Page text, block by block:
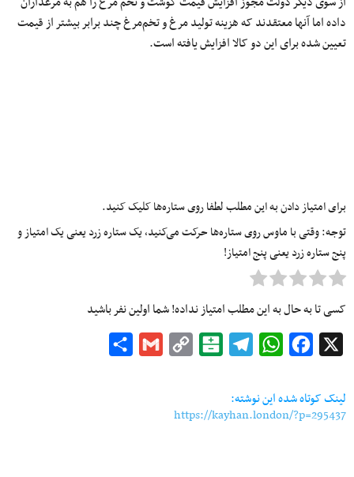
داده اما آنها معتقدند که هزینه تولید مرغ و تخم‌مرغ چند برابر بیشتر از قیمت
تعیین شده برای این دو کالا افزایش یافته است.
برای امتیاز دادن به این مطلب لطفا روی ستاره‌ها کلیک کنید.
توجه: وقتی با ماوس روی ستاره‌ها حرکت می‌کنید، یک ستاره زرد یعنی یک امتیاز و
پنج ستاره زرد یعنی پنج امتیاز!
کسی تا به حال به این مطلب امتیاز نداده! شما اولین نفر باشید
Facebook
WhatsApp
Telegram
Balatarin
Copy
Gmail
لینک کوتاه شده این نوشته:
https://kayhan.london/?p=295437